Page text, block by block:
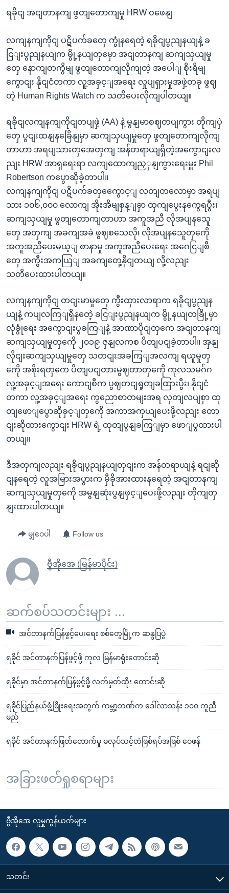
ရခိုငျ အငျတာနကျ ဖွတျတောကျမှု HRW ဝဖေနျ
လကျနကျကိုငျ ပဋိပက်ခတှေ ကွုံနရေတဲ့ ရခိုငျပွညျနယျနဲ့ ခ
ငြျးပွညျနယျက မွို့နယျတှမှော အငျတာနကျ ဆကျသှယျမှု
တှေ နောကျတကွိမျ ဖွတျတောကျလိုကျတဲ့ အပေါျ စိုးရိမျ
ကွောငျး နိုငျငံတကာ လူ့အခှင့ျအရေး လှုပျရှားမှုအဖှဲ့တခု ဖွဈ
တဲ့ Human Rights Watch က သတိပေးလိုကျပါတယျ။
ရခိုငျလကျနကျကိုငျတပျဖှဲ့ (AA) နဲ့ မွနျမာစဈတပျကွား တိုကျပှဲ
တှေ ပွငျးထနျနခြေိနျမှာ ဆကျသှယျမှုတှေ ဖွတျတောကျလိုကျ
တာဟာ အရပျသားတှအေတှကျ အန်တရာယျရှိတဲ့အကွောငျးလ
ညျး HRW အာရှရေးရာ လကျထောကျညှှနျကွားရေးမှူး Phil
Robertson ကပွောဆိုခဲ့တာပါ။
လကျနကျကိုငျ ပဋိပက်ခတှကွေောင့ျ လတျတလောမှာ အရပျ
သား ၁၀၆,၀၀၀ လောကျ အိုးအိမျစှန့ျခှာ ထှကျပွေးနကွေရပွီး၊
ဆကျသှယျမှု ဖွတျတောကျတာဟာ အကူအညီ လိုအပျနသေူ
တှေ အတှကျ အခကျအခဲ ဖွဈစသေလို၊ လိုအပျနသေူတှကေို
အကူအညီပေးမယ့ျ စာနာမှု အကူအညီပေးရေး အဂေငြျစီ
တှေ အကွီးအကယြျ အခကျတှေ့နိုငျတယျ လို့လညျး
သတိပေးထားပါတယျ။
လကျနကျကိုငျ တငျးမာမှုတှေ ကွီးထှားလာရာက ရခိုငျပွညျန
ယျနဲ့ ကပျလကြျရှိနတေဲ့ ခငြျးပွညျနယျက မွို့နယျတခြို့မှာ
လုံခွုံရေး အကွောငျးပွခကြျနဲ့ အာဏာပိုငျတှကေ အငျတာနကျ
ဆကျသှယျမှုတှကေို ၂၀၁၉ ဇှနျလကစ ပိတျပငျခဲ့တာပါ။ အှနျ
လိုငျးဆကျသှယျမှုတှေ သတငျးအခကြျအလကျ ရယူမှုတှ
ကေို အစိုးရတှကေ ပိတျပငျတားမွဈတာတှကေို ကုလသမဂ်ဂ
လူ့အခှင့ျအရေး ကောငျစီက ပွဈတငျရှုတျခထြားပွီး၊ နိုငျငံ
တကာ လူ့အခှင့ျအရေး ကွညောစာတမျးအရ လှတျလပျစှာ ထု
တျဖောျပွောဆိုခှင့ျတှကေို အကာအကှယျပေးဖို့လညျး တော
ငျးဆိုထားကွောငျး HRW ရဲ့ ထုတျပွနျခကြျမှာ ဖောျပွထားပါ
တယျ။
ဒီအတှကျလညျး ရခိုငျပွညျနယျတှငျးက အန်တရာယျနဲ့ ရငျဆို
ငျနရေတဲ့ လူအမြားအပွားက မှီခိုအားထားနရေတဲ့ အငျတာနကျ
ဆကျသှယျမှုတှကေို အမွနျဆုံးပွနျဖှင့ျပေးဖို့လညျး တိုကျတှ
နျးထားပါတယျ။
မျှဝေပါ Follow us
ဗွီအိုအေ (မြန်မာပိုင်း)
ဆက်စပ်သတင်းများ ...
အင်တာနက်ပြန်ဖွင့်ပေးရေး စစ်တွေမြို့က ဆန္ဒပြပွဲ
ရခိုင် အင်တာနက်ပြန်ဖွင့်ဖို့ ကုလ မြန်မာရုံးတောင်းဆို
ရခိုင်မှာ အင်တာနက်ပြန်ဖွင့်ဖို့ လက်မှတ်ထိုး တောင်းဆို
ရခိုင်ပြည်နယ်ဖွံ့ဖြိုးရေးအတွက် ကမ္ဘာ့ဘဏ်က ဒေါ်လာသန်း ၁၀၀ ကူညီ
မည်
ရခိုင် အင်တာနက်ဖြတ်တောက်မှု မလုပ်သင့်တဲဖြစ်ရပ်အဖြစ် ဝေဖန်
အခြားဖတ်ရှုစရာများ
ဗွီအိုအေ လူမှုကွန်ယက်များ
သတင်း